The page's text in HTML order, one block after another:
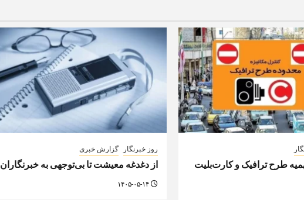
طرح ترافیک و کارت‌بلیت
روز خبرنگار گزارش خبری
از دغدغه معیشت تا بی‌توجهی به خبرنگاران